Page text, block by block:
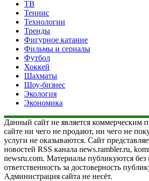
ТВ
Теннис
Технологии
Тренды
Фигурное катание
Фильмы и сериалы
Футбол
Хоккей
Шахматы
Шоу-бизнес
Экология
Экономика
Данный сайт не является коммерческим
сайте ни чего не продают, ни чего не
услуги не оказываются. Сайт
новостей RSS канала news.rambler.ru,
newsru.com. Материалы публикуются без
ответственность за достоверность
Администрация сайта не несёт.